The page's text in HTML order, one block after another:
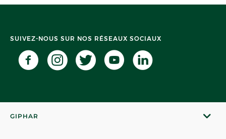
SUIVEZ-NOUS SUR NOS RÉSEAUX SOCIAUX
GIPHAR